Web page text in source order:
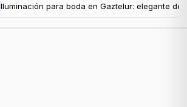
Iluminación para boda en Gaztelur: elegante